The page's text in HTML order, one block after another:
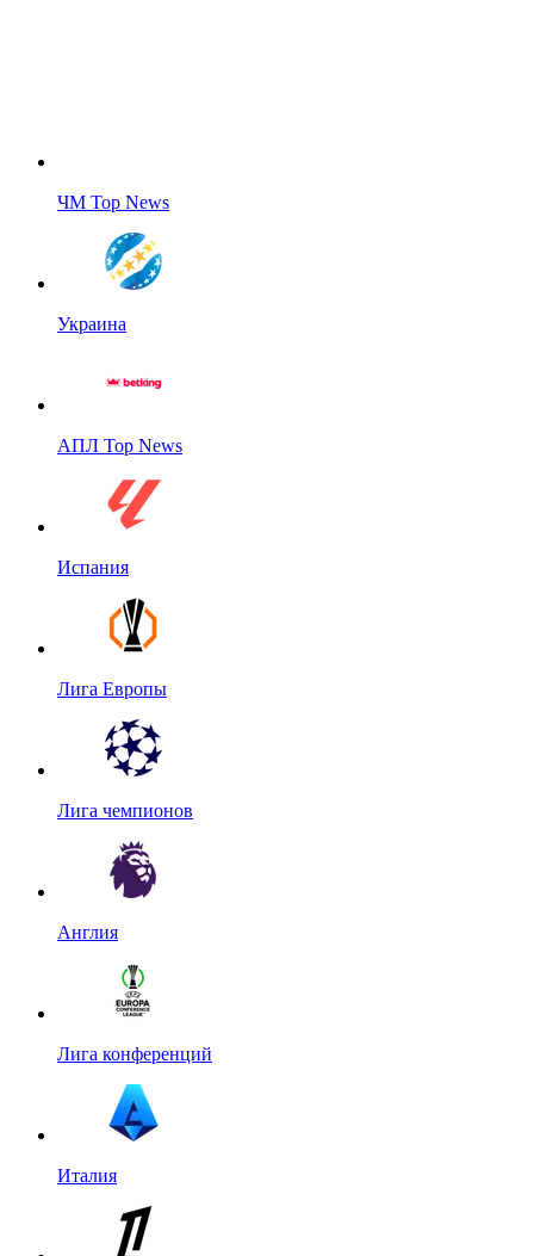
ЧМ Top News
Украина
АПЛ Top News
Испания
Лига Европы
Лига чемпионов
Англия
Лига конференций
Италия